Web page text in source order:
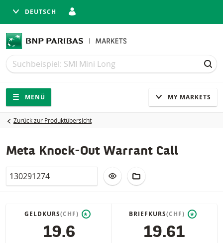
DEUTSCH
Suche
Suche
Navigation
Seitennavigation
MENÜ MY MARKETS
Zurück zur Produktübersicht
Meta Knock-Out Warrant Call
Valor ZUR WATCHLIST HINZUFÜGEN
GELDKURS(CHF) *
19.6
BRIEFKURS(CHF) *
19.61